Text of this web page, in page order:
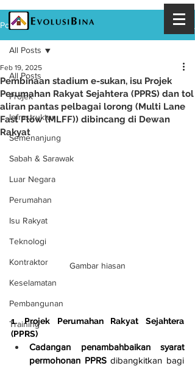
Post
All Posts
Projek
Infrastruktur
Semenanjung
Sabah & Sarawak
Luar Negara
Perumahan
Isu Rakyat
Teknologi
Kontraktor
Keselamatan
Pembangunan
Training
All Posts
Pembinaan stadium e-sukan, isu Projek
Perumahan Rakyat Sejahtera (PPRS) dan tol
aliran pantas pelbagai lorong (Multi Lane
Fast Flow (MLFF)) dibincang di Dewan
Rakyat
Feb 19, 2025
Gambar hiasan
1. Projek Perumahan Rakyat Sejahtera
(PPRS)
Cadangan penambahbaikan syarat
permohonan PPRS dibangkitkan bagi